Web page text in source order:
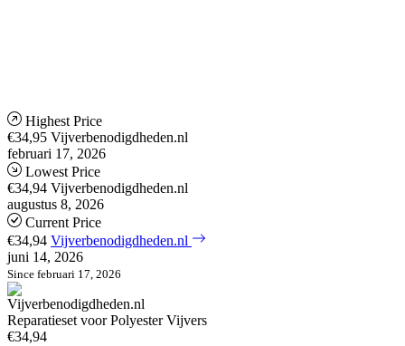
Highest Price
€34,95 Vijverbenodigdheden.nl
februari 17, 2026
Lowest Price
€34,94 Vijverbenodigdheden.nl
augustus 8, 2026
Current Price
€34,94 Vijverbenodigdheden.nl
juni 14, 2026
Since februari 17, 2026
Reparatieset voor Polyester Vijvers
€34,94